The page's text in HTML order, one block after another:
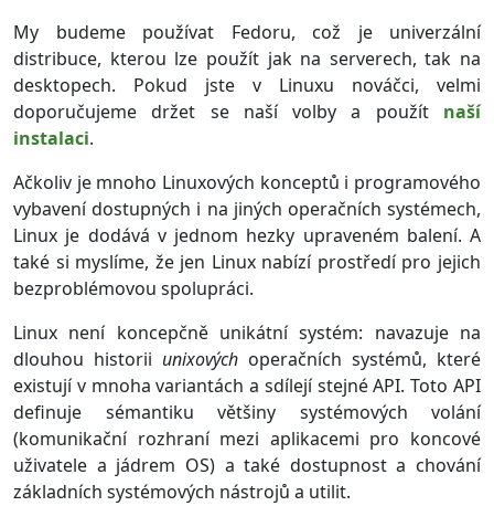
My budeme používat Fedoru, což je univerzální
distribuce, kterou lze použít jak na serverech, tak na
desktopech. Pokud jste v Linuxu nováčci, velmi
doporučujeme držet se naší volby a použít naší
instalaci.
Ačkoliv je mnoho Linuxových konceptů i programového
vybavení dostupných i na jiných operačních systémech,
Linux je dodává v jednom hezky upraveném balení. A
také si myslíme, že jen Linux nabízí prostředí pro jejich
bezproblémovou spolupráci.
Linux není koncepčně unikátní systém: navazuje na
dlouhou historii unixových operačních systémů, které
existují v mnoha variantách a sdílejí stejné API. Toto API
definuje sémantiku většiny systémových volání
(komunikační rozhraní mezi aplikacemi pro koncové
uživatele a jádrem OS) a také dostupnost a chování
základních systémových nástrojů a utilit.